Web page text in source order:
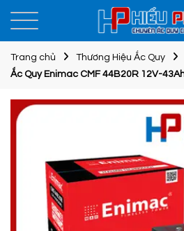
Trang chủ Thương Hiệu Ắc Quy
Ắc Quy Enimac CMF 44B20R 12V-